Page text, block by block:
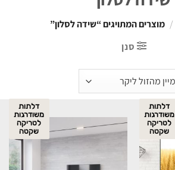
/ מוצרים המתויגים “שידה לסלון”
סנן
דלתות
משודרגות
לטריקה
שקטה
דלתות
משודרגות
לטריקה
שקטה